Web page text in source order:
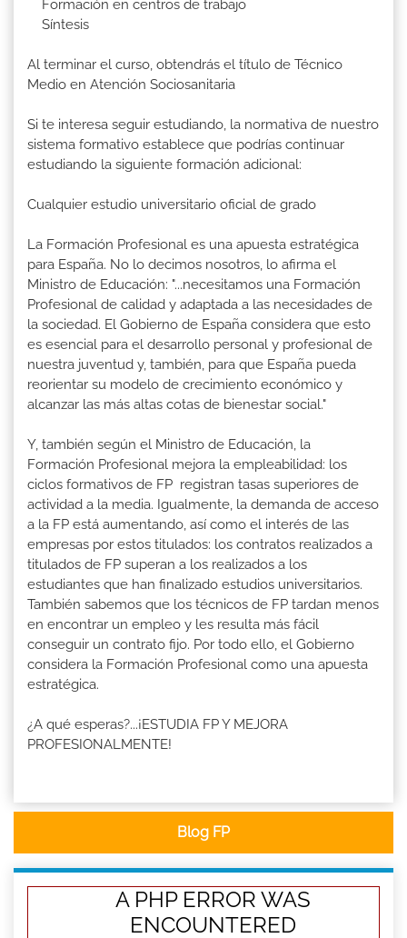
Formación en centros de trabajo
Síntesis
Al terminar el curso, obtendrás el título de Técnico
Medio en Atención Sociosanitaria
Si te interesa seguir estudiando, la normativa de nuestro
sistema formativo establece que podrías continuar
estudiando la siguiente formación adicional:
Cualquier estudio universitario oficial de grado
La Formación Profesional es una apuesta estratégica
para España. No lo decimos nosotros, lo afirma el
Ministro de Educación: "...necesitamos una Formación
Profesional de calidad y adaptada a las necesidades de
la sociedad. El Gobierno de España considera que esto
es esencial para el desarrollo personal y profesional de
nuestra juventud y, también, para que España pueda
reorientar su modelo de crecimiento económico y
alcanzar las más altas cotas de bienestar social."
Y, también según el Ministro de Educación, la
Formación Profesional mejora la empleabilidad: los
ciclos formativos de FP registran tasas superiores de
actividad a la media. Igualmente, la demanda de acceso
a la FP está aumentando, así como el interés de las
empresas por estos titulados: los contratos realizados a
titulados de FP superan a los realizados a los
estudiantes que han finalizado estudios universitarios.
También sabemos que los técnicos de FP tardan menos
en encontrar un empleo y les resulta más fácil
conseguir un contrato fijo. Por todo ello, el Gobierno
considera la Formación Profesional como una apuesta
estratégica.
¿A qué esperas?...¡ESTUDIA FP Y MEJORA
PROFESIONALMENTE!
Blog FP
A PHP ERROR WAS
ENCOUNTERED